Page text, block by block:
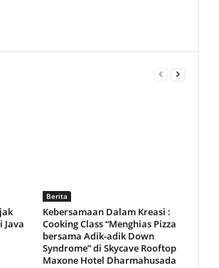
Java
Berita
Kebersamaan Dalam Kreasi :
Cooking Class “Menghias Pizza
bersama Adik-adik Down
Syndrome” di Skycave Rooftop
Maxone Hotel Dharmahusada